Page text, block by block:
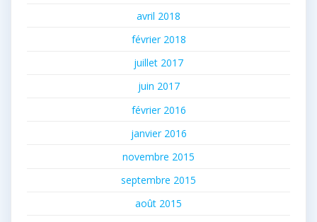
avril 2018
février 2018
juillet 2017
juin 2017
février 2016
janvier 2016
novembre 2015
septembre 2015
août 2015